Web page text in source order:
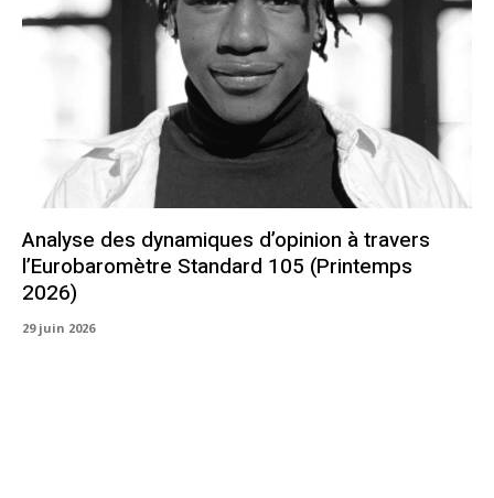
Analyse des dynamiques d’opinion à travers
l’Eurobaromètre Standard 105 (Printemps
2026)
29 juin 2026